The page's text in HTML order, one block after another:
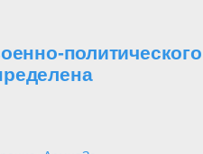
политического